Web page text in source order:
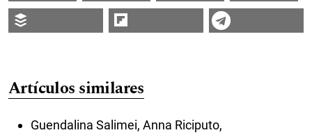
Artículos similares
Guendalina Salimei, Anna Riciputo,